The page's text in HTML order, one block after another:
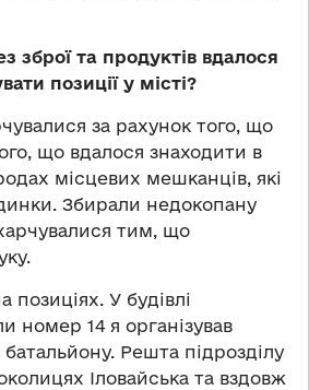
зброї та продуктів вдалося
позиції у місті?
за рахунок того, що
що вдалося знаходити в
місцевих мешканців, які
Збирали недокопану
тим, що
позиціях. У будівлі
номер 14 я організував
Решта підрозділу
Іловайська та вздовж